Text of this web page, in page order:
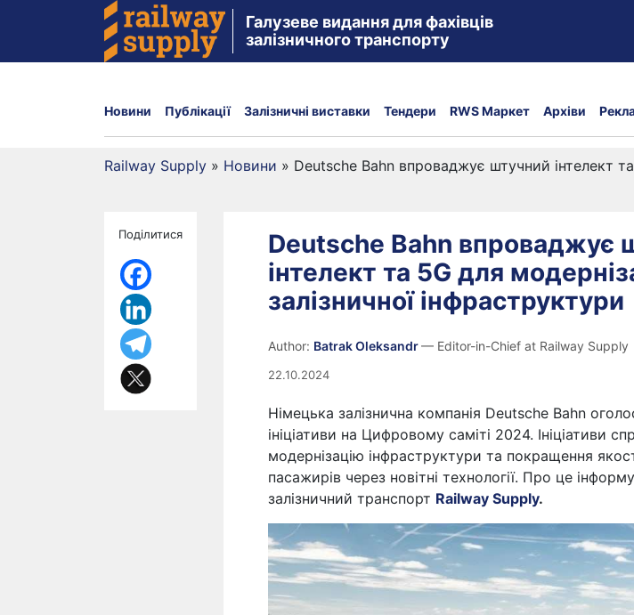
Галузеве видання для фахівців
залізничного транспорту
Новини Публікації Залізничні виставки Тендери RWS Маркет Архіви
Railway Supply » Новини » Deutsche Bahn впроваджує штучний інтелект
Поділитися
Deutsche Bahn впроваджує
інтелект та 5G для
залізничної інфраструктури
Author: Batrak Oleksandr— Editor-in-Chief at Railway Supply
22.10.2024
Німецька залізнична компанія Deutsche Bahn
ініціативи на Цифровому саміті 2024. Ініціативи
модернізацію інфраструктури та покращення
пасажирів через новітні технології. Про це
залізничний транспорт Railway Supply.